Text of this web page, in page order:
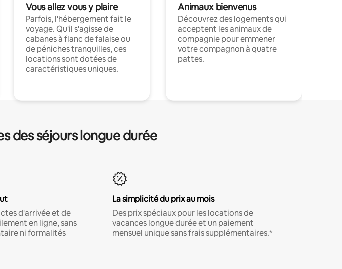
Vous allez vous y plaire
Parfois, l'hébergement fait le
voyage. Qu'il s'agisse de
cabanes à flanc de falaise ou
de péniches tranquilles, ces
locations sont dotées de
caractéristiques uniques.
Animaux bienvenus
Découvrez des logements qui
acceptent les animaux de
compagnie pour emmener
votre compagnon à quatre
pattes.
des séjours longue durée
d'arrivée et de
en ligne, sans
ni formalités
La simplicité du prix au mois
Des prix spéciaux pour les locations de
vacances longue durée et un paiement
mensuel unique sans frais supplémentaires.*